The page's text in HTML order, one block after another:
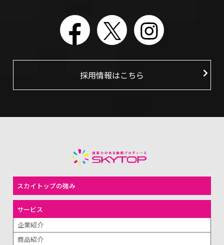
FacebookX Instagram
採用情報はこちら
スカイトップの強み
サービス
企業紹介
商品紹介